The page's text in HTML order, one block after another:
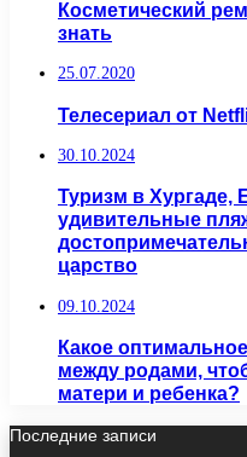
Косметический
знать
25.07.2020
Телесериал от
30.10.2024
Туризм в Хургаде,
удивительные
царство
09.10.2024
Какое
между родами,
матери и ребенка?
Последние записи